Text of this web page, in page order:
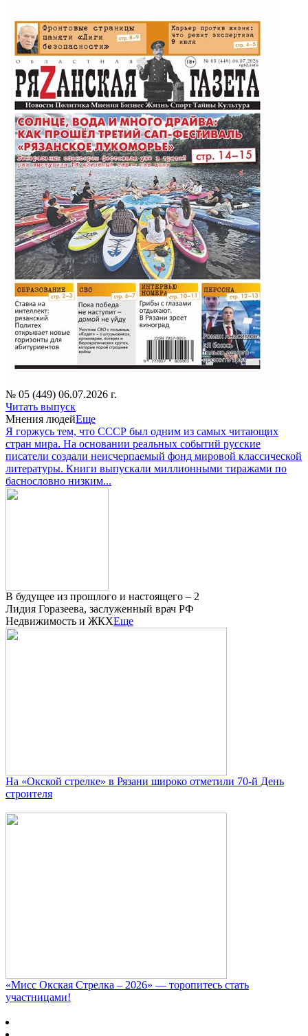
№ 05 (449) 06.07.2026 г.
Читать выпуск
Мнения людейЕще
Я горжусь тем, что СССР был одним из самых читающих
стран мира. На основании реальных событий русские
писатели создали неисчерпаемый фонд мировой классической
литературы. Книги выпускали миллионными тиражами по
баснословно низким...
В будущее из прошлого и настоящего – 2
Лидия Горазеева, заслуженный врач РФ
Недвижимость и ЖКХЕще
На «Окской стрелке» в Рязани широко отметили 70-й День
строителя
«Мисс Окская Стрелка – 2026» — торопитесь стать
участницами!